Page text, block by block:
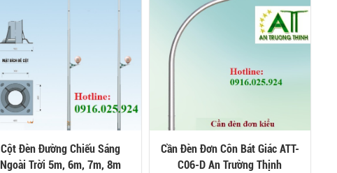
Cột Đèn Đường Chiếu Sáng
Ngoài Trời 5m, 6m, 7m, 8m
Cần Đèn Đơn Côn Bát Giác ATT-
C06-D An Trường Thịnh